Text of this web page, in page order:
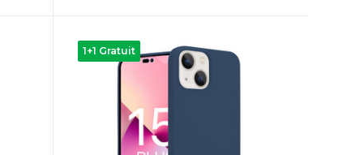
1+1 Gratuit